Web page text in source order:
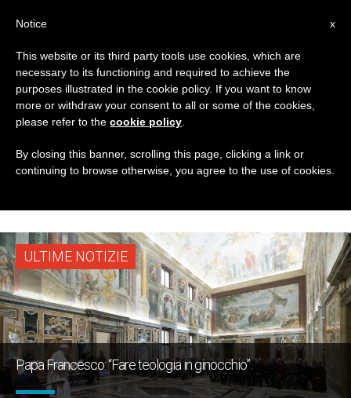
TAG
Posts Tagged
‘Associazione
Teologica Italiana’
ULTIME NOTIZIE
Papa Francesco: “Fare teologia in ginocchio”
x
Notice
This website or its third party tools use cookies, which are
necessary to its functioning and required to achieve the
purposes illustrated in the cookie policy. If you want to know
more or withdraw your consent to all or some of the cookies,
please refer to the cookie policy
By closing this banner, scrolling this page, clicking a link or
continuing to browse otherwise, you agree to the use of cookies.